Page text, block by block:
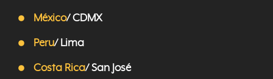
México/ CDMX
Peru/ Lima
Costa Rica/ San José